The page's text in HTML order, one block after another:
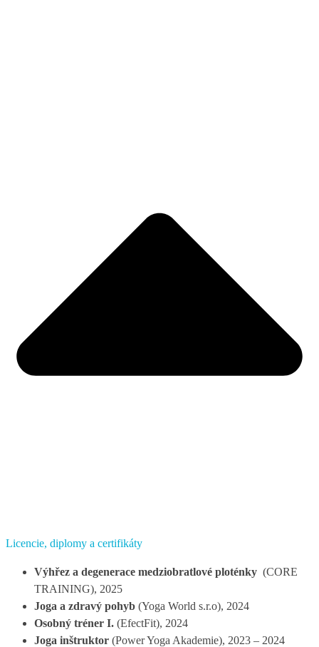
Licencie, diplomy a certifikáty
Výhřez a degenerace medziobratlové ploténky (CORE
TRAINING), 2025
Joga a zdravý pohyb (Yoga World s.r.o), 2024
Osobný tréner I. (EfectFit), 2024
Joga inštruktor (Power Yoga Akademie), 2023 – 2024